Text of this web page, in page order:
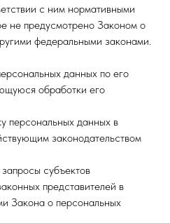
с ним нормативными
не предусмотрено Законом о
федеральными законами.
данных по его
обработки его
персональных данных в
законодательством
субъектов
представителей в
Закона о персональных